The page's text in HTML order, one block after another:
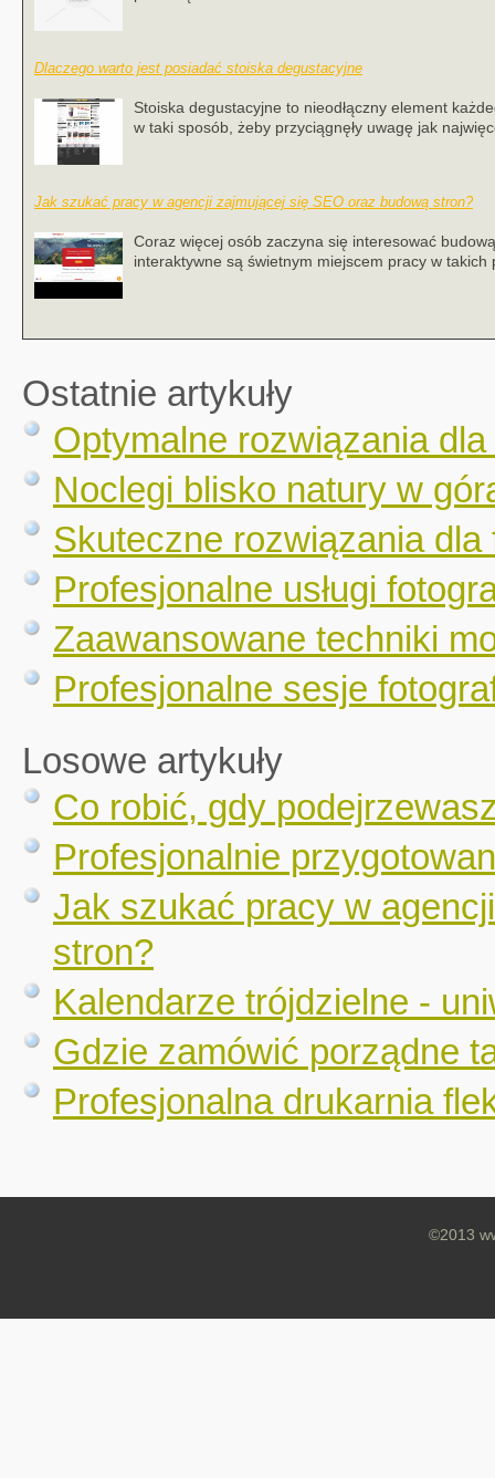
Dlaczego warto jest posiadać stoiska degustacyjne
Stoiska degustacyjne to nieodłączny element
w taki sposób, żeby przyciągnęły uwagę jak
Jak szukać pracy w agencji zajmującej się SEO oraz budową stron?
Coraz więcej osób zaczyna się interesować
interaktywne są świetnym miejscem pracy w
Ostatnie artykuły
Optymalne rozwiązania dla
Noclegi blisko natury w
Skuteczne rozwiązania
Profesjonalne usługi
Zaawansowane techniki
Profesjonalne sesje
Losowe artykuły
Co robić, gdy
Profesjonalnie
Jak szukać pracy w
stron?
Kalendarze trójdzielne -
Gdzie zamówić porządne
Profesjonalna drukarnia
©2013